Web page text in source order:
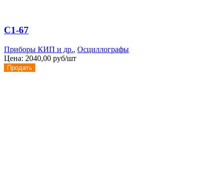
С1-67
Приборы КИП и др., Осциллографы
Цена: 2040,00 руб/шт
Продать